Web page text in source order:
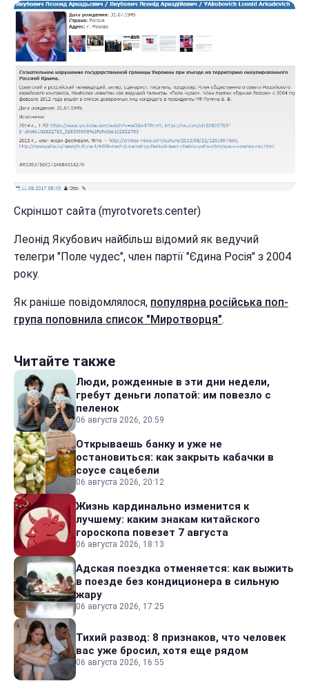
Скріншот сайта (myrotvorets.center)
Леонід Якубович найбільш відомий як ведучий
телегри "Поле чудес", член партії "Єдина Росія" з 2004
року.
Як раніше повідомлялося, популярна російська поп-
група поповнила список "Миротворця".
Читайте также
Люди, рожденные в эти дни недели,
гребут деньги лопатой: им повезло с
пеленок
06 августа 2026, 20:59
Открываешь банку и уже не
остановиться: как закрыть кабачки в
соусе сацебели
06 августа 2026, 20:12
Жизнь кардинально изменится к
лучшему: каким знакам китайского
гороскопа повезет 7 августа
06 августа 2026, 18:13
Адская поездка отменяется: как выжить
в поезде без кондиционера в сильную
жару
06 августа 2026, 17:25
Тихий развод: 8 признаков, что человек
вас уже бросил, хотя еще рядом
06 августа 2026, 16:55